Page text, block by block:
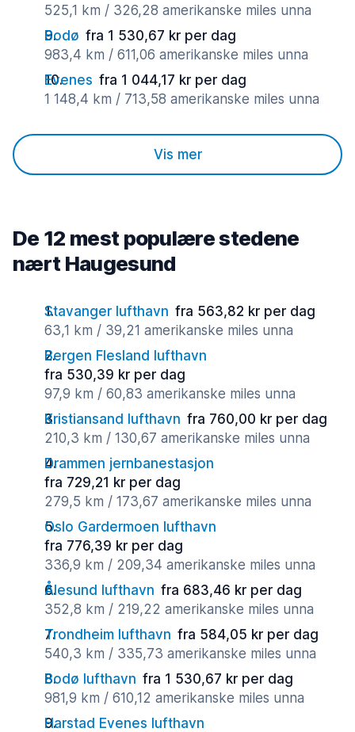
525,1 km / 326,28 amerikanske miles unna
Bodø fra 1 530,67 kr per dag
983,4 km / 611,06 amerikanske miles unna
Evenes fra 1 044,17 kr per dag
1 148,4 km / 713,58 amerikanske miles unna
Vis mer
De 12 mest populære stedene
nært Haugesund
Stavanger lufthavn fra 563,82 kr per dag
63,1 km / 39,21 amerikanske miles unna
Bergen Flesland lufthavn
fra 530,39 kr per dag
97,9 km / 60,83 amerikanske miles unna
Kristiansand lufthavn fra 760,00 kr per dag
210,3 km / 130,67 amerikanske miles unna
Drammen jernbanestasjon
fra 729,21 kr per dag
279,5 km / 173,67 amerikanske miles unna
Oslo Gardermoen lufthavn
fra 776,39 kr per dag
336,9 km / 209,34 amerikanske miles unna
Ålesund lufthavn fra 683,46 kr per dag
352,8 km / 219,22 amerikanske miles unna
Trondheim lufthavn fra 584,05 kr per dag
540,3 km / 335,73 amerikanske miles unna
Bodø lufthavn fra 1 530,67 kr per dag
981,9 km / 610,12 amerikanske miles unna
Harstad Evenes lufthavn